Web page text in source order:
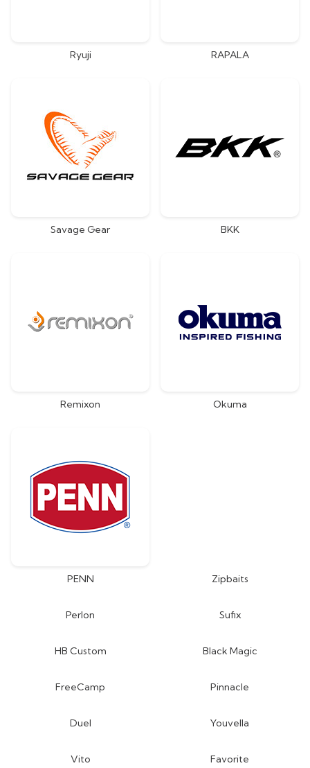
Ryuji RAPALA
Savage Gear BKK
Remixon Okuma
PENN Zipbaits
Perlon Sufix
HB Custom Black Magic
FreeCamp Pinnacle
Duel Youvella
Vito Favorite